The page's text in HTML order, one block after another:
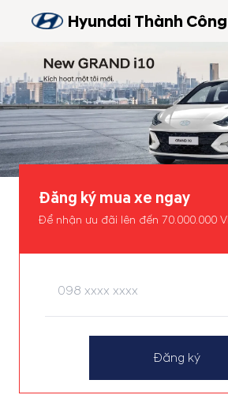
Hyundai Thành
Đăng ký mua xe ngay
Để nhận ưu đãi lên đến 70.000.000
Đăng ký